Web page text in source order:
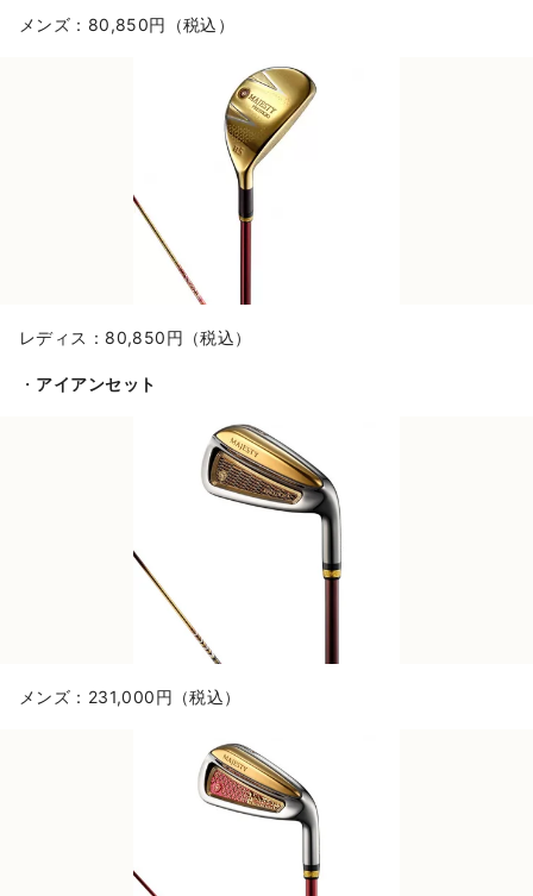
メンズ：80,850円（税込）
レディス：80,850円（税込）
・ アイアンセット
メンズ：231,000円（税込）